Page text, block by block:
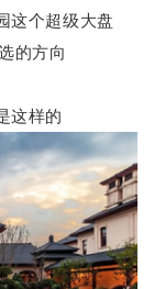
这个超级大盘
的方向
这样的